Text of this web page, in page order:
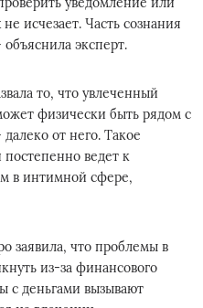
исчезает. Часть сознания
эксперт.
то, что увлеченный
физически быть рядом с
от него. Такое
постепенно ведет к
в интимной сфере,
заявила, что проблемы в
из-за финансового
с деньгами вызывают